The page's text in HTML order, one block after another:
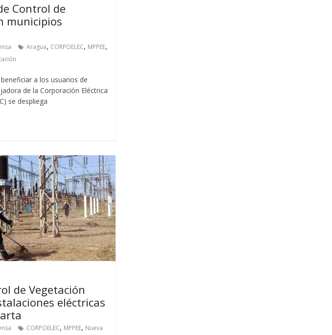
Control de
municipios
Aragua, CORPOELEC, MPPEE,
a los usuarios de
de la Corporación Eléctrica
se despliega
de Vegetación
eléctricas
CORPOELEC, MPPEE, Nueva